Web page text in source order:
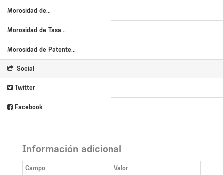
Morosidad de...
Morosidad de Tasa...
Morosidad de Patente...
Social
Twitter
Facebook
Información adicional
Campo
Valor